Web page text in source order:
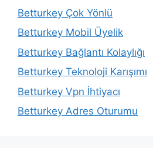
Betturkey Çok Yönlü
Betturkey Mobil Üyelik
Betturkey Bağlantı Kolaylığı
Betturkey Teknoloji Karışımı
Betturkey Vpn İhtiyacı
Betturkey Adres Oturumu